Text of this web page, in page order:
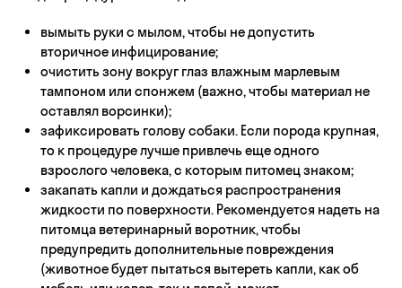
вымыть руки с мылом, чтобы не допустить
вторичное инфицирование;
очистить зону вокруг глаз влажным марлевым
тампоном или спонжем (важно, чтобы материал не
оставлял ворсинки);
зафиксировать голову собаки. Если порода крупная,
то к процедуре лучше привлечь еще одного
взрослого человека, с которым питомец знаком;
закапать капли и дождаться распространения
жидкости по поверхности. Рекомендуется надеть на
питомца ветеринарный воротник, чтобы
предупредить дополнительные повреждения
(животное будет пытаться вытереть капли, как об